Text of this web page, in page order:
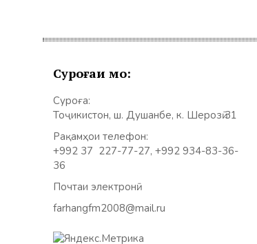
Суроғаи мо:
Суроға:
Тоҷикистон, ш. Душанбе, к. Шерозӣ 31
Рақамҳои телефон:
+992 37 227-77-27, +992 934-83-36-
36
Почтаи электронӣ:
farhangfm2008@mail.ru